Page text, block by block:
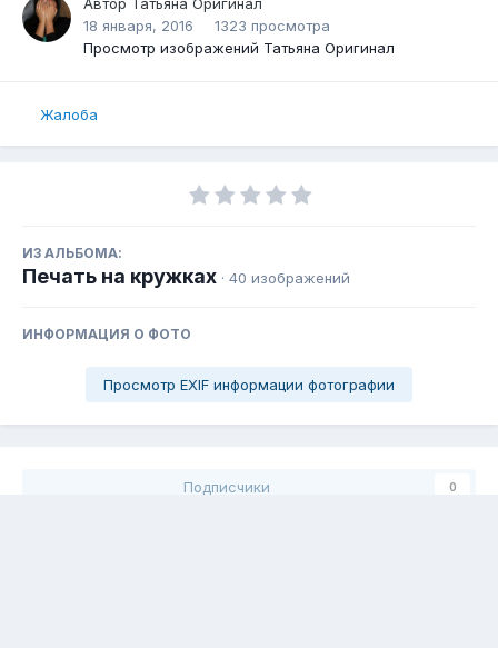
Автор Татьяна Оригинал
18 января, 2016
1323 просмотра
Просмотр изображений Татьяна Оригинал
Жалоба
ИЗ АЛЬБОМА:
Печать на кружках · 40 изображений
ИНФОРМАЦИЯ О ФОТО
Просмотр EXIF информации фотографии
Подписчики 0